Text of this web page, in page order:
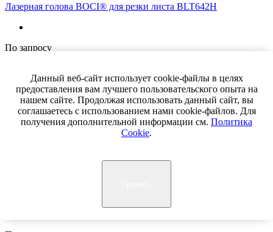
Лазерная голова BOCI® для резки листа BLT642H
По запросу
Лазерная голова BOCI® для резки листа со скосом BLT481
Данный веб-сайт использует cookie-файлы в целях
предоставления вам лучшего пользовательского опыта на
нашем сайте. Продолжая использовать данный сайт, вы
соглашаетесь с использованием нами cookie-файлов. Для
получения дополнительной информации см. Политика
Cookie.